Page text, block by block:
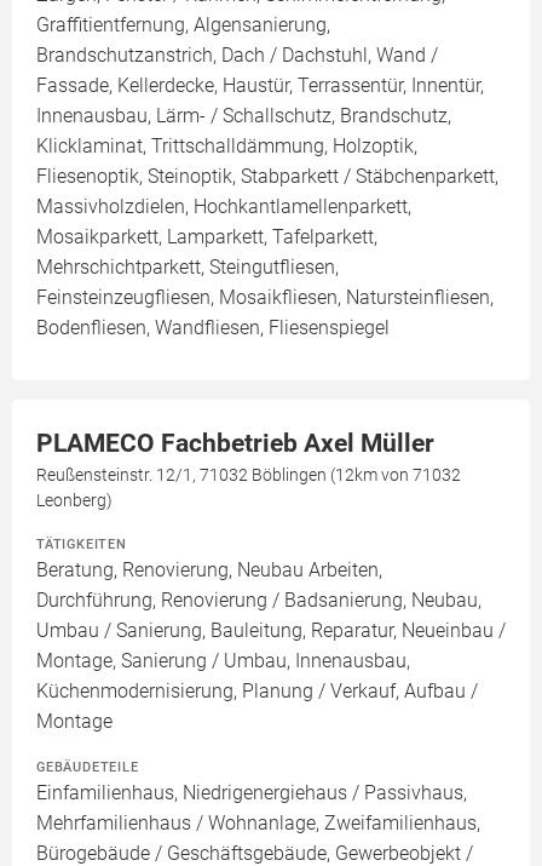
Graffitientfernung, Algensanierung,
Brandschutzanstrich, Dach / Dachstuhl, Wand /
Fassade, Kellerdecke, Haustür, Terrassentür, Innentür,
Innenausbau, Lärm- / Schallschutz, Brandschutz,
Klicklaminat, Trittschalldämmung, Holzoptik,
Fliesenoptik, Steinoptik, Stabparkett / Stäbchenparkett,
Massivholzdielen, Hochkantlamellenparkett,
Mosaikparkett, Lamparkett, Tafelparkett,
Mehrschichtparkett, Steingutfliesen,
Feinsteinzeugfliesen, Mosaikfliesen, Natursteinfliesen,
Bodenfliesen, Wandfliesen, Fliesenspiegel
PLAMECO Fachbetrieb Axel Müller
Reußensteinstr. 12/1, 71032 Böblingen (12km von 71032
Leonberg)
TÄTIGKEITEN
Beratung, Renovierung, Neubau Arbeiten,
Durchführung, Renovierung / Badsanierung, Neubau,
Umbau / Sanierung, Bauleitung, Reparatur, Neueinbau /
Montage, Sanierung / Umbau, Innenausbau,
Küchenmodernisierung, Planung / Verkauf, Aufbau /
Montage
GEBÄUDETEILE
Einfamilienhaus, Niedrigenergiehaus / Passivhaus,
Mehrfamilienhaus / Wohnanlage, Zweifamilienhaus,
Bürogebäude / Geschäftsgebäude, Gewerbeobjekt /